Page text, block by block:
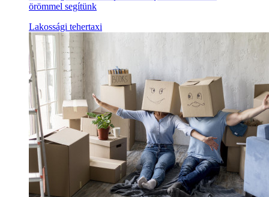
örömmel segítünk
Lakossági tehertaxi